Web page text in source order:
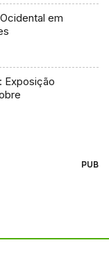
em
Exposição
PUB